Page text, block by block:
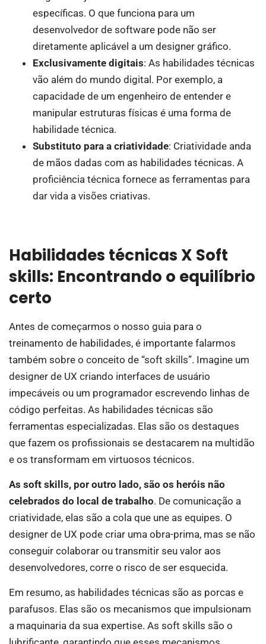
específicas. O que funciona para um
desenvolvedor de software pode não ser
diretamente aplicável a um designer gráfico.
Exclusivamente digitais: As habilidades técnicas
vão além do mundo digital. Por exemplo, a
capacidade de um engenheiro de entender e
manipular estruturas físicas é uma forma de
habilidade técnica.
Substituto para a criatividade: Criatividade anda
de mãos dadas com as habilidades técnicas. A
proficiência técnica fornece as ferramentas para
dar vida a visões criativas.
Habilidades técnicas X Soft
skills: Encontrando o equilíbrio
certo
Antes de começarmos o nosso guia para o
treinamento de habilidades, é importante falarmos
também sobre o conceito de “soft skills”. Imagine um
designer de UX criando interfaces de usuário
impecáveis ou um programador escrevendo linhas de
código perfeitas. As habilidades técnicas são
ferramentas especializadas. Elas são os destaques
que fazem os profissionais se destacarem na multidão
e os transformam em virtuosos técnicos.
As soft skills, por outro lado, são os heróis não
celebrados do local de trabalho. De comunicação a
criatividade, elas são a cola que une as equipes. O
designer de UX pode criar uma obra-prima, mas se não
conseguir colaborar ou transmitir seu valor aos
desenvolvedores, corre o risco de ser esquecida.
Em resumo, as habilidades técnicas são as porcas e
parafusos. Elas são os mecanismos que impulsionam
a maquinaria da sua expertise. As soft skills são o